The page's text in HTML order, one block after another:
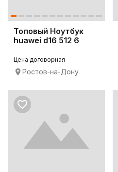
Топовый Ноутбук
huawei d16 512 6
Цена договорная
Ростов-на-Дону